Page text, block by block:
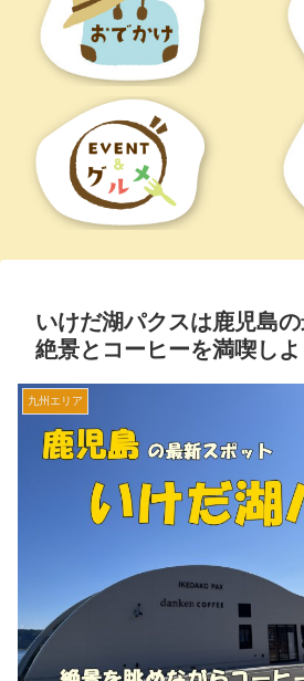
いけだ湖パクスは鹿児島
絶景とコーヒーを満喫しよ
九州エリア